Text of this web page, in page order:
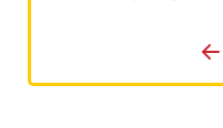
porzpedniego komunikatu